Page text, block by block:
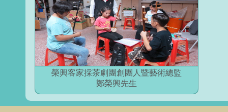
榮興客家採茶劇團創團人暨藝術總監
鄭榮興先生